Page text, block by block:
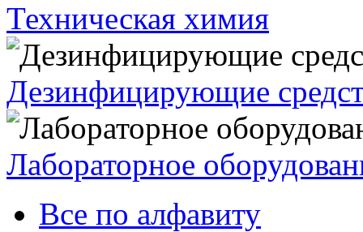
Техническая химия
Дезинфицирующие
Лабораторное
Все по алфавиту